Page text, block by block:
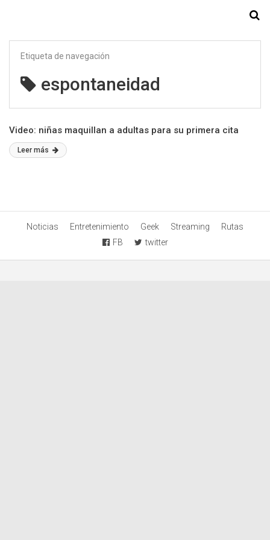
Etiqueta de navegación
espontaneidad
Video: niñas maquillan a adultas para su primera cita
Leer más
Noticias Entretenimiento Geek Streaming
Rutas
FB
twitter